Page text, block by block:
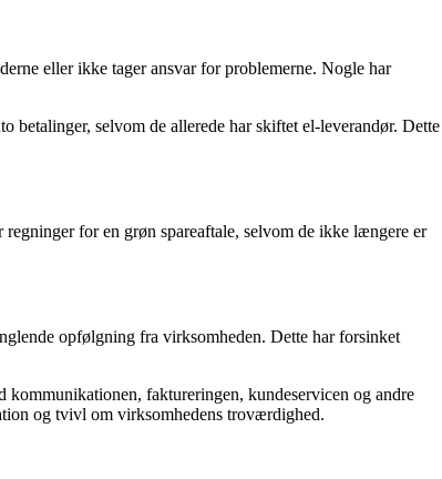
eller ikke tager ansvar for problemerne. Nogle har
betalinger, selvom de allerede har skiftet el-leverandør. Dette
for en grøn spareaftale, selvom de ikke længere er
opfølgning fra virksomheden. Dette har forsinket
kommunikationen, faktureringen, kundeservicen og andre
og tvivl om virksomhedens troværdighed.